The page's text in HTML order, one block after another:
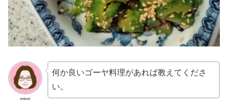
mimi
何か良いゴーヤ料理があれば教えてくださ
い。